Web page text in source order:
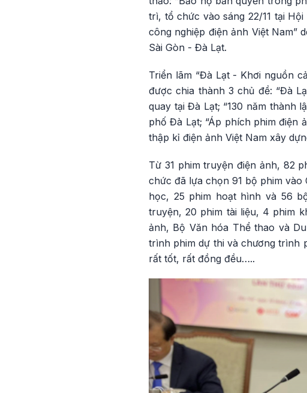
trì, tổ chức vào sáng 22/11 tại
công nghiệp điện ảnh Việt Nam”
Sài Gòn - Đà Lạt.
Triển lãm “Đà Lạt - Khơi nguồn
được chia thành 3 chủ đề: “Đà
quay tại Đà Lạt; “130 năm thành
phố Đà Lạt; “Áp phích phim điện
thập kỉ điện ảnh Việt Nam xây
Từ 31 phim truyện điện ảnh, 82
chức đã lựa chọn 91 bộ phim vào
học, 25 phim hoạt hình và 56
truyện, 20 phim tài liệu, 4 phim
ảnh, Bộ Văn hóa Thể thao và
trình phim dự thi và chương trình
rất tốt, rất đồng đều…..